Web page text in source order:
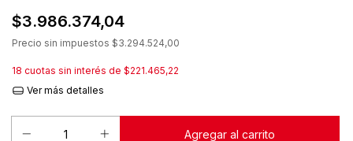
$3.986.374,04
Precio sin impuestos $3.294.524,00
18 cuotas sin interés de $221.465,22
Ver más detalles